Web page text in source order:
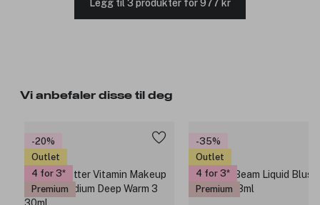
Legg til 3 produkter for 977 kr
Vi anbefaler disse til deg
-20%
Outlet
4 for 3
Premium
-35%
Outlet
4 for 3
Premium